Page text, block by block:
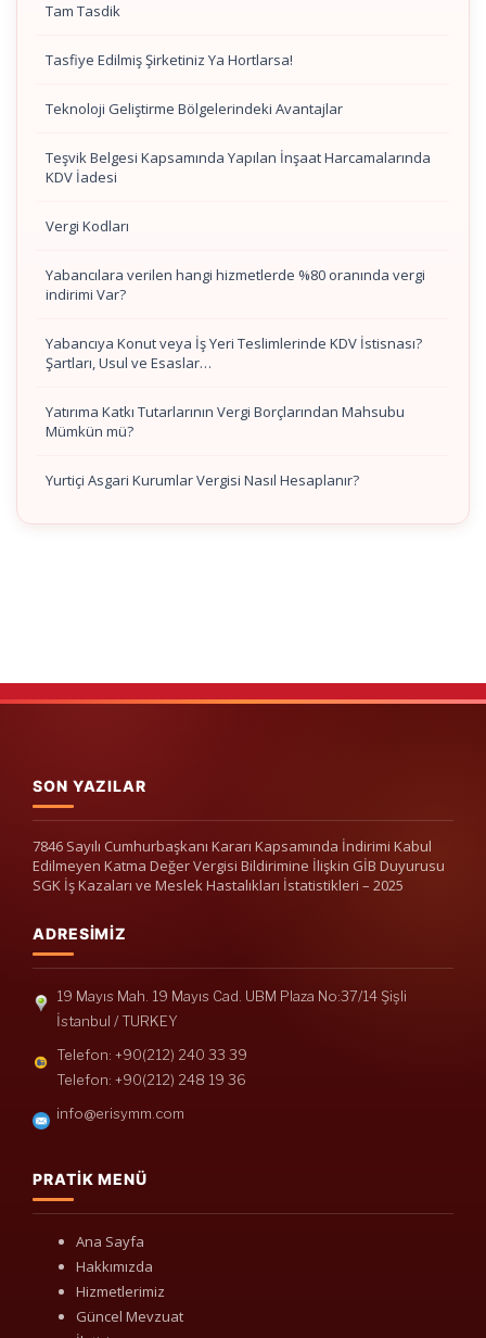
Tam Tasdik
Tasfiye Edilmiş Şirketiniz Ya Hortlarsa!
Teknoloji Geliştirme Bölgelerindeki Avantajlar
Teşvik Belgesi Kapsamında Yapılan İnşaat Harcamalarında
KDV İadesi
Vergi Kodları
Yabancılara verilen hangi hizmetlerde %80 oranında vergi
indirimi Var?
Yabancıya Konut veya İş Yeri Teslimlerinde KDV İstisnası?
Şartları, Usul ve Esaslar…
Yatırıma Katkı Tutarlarının Vergi Borçlarından Mahsubu
Mümkün mü?
Yurtiçi Asgari Kurumlar Vergisi Nasıl Hesaplanır?
SON YAZILAR
7846 Sayılı Cumhurbaşkanı Kararı Kapsamında İndirimi Kabul
Edilmeyen Katma Değer Vergisi Bildirimine İlişkin GİB Duyurusu
SGK İş Kazaları ve Meslek Hastalıkları İstatistikleri – 2025
ADRESIMIZ
19 Mayıs Mah. 19 Mayıs Cad. UBM Plaza No:37/14 Şişli
İstanbul / TURKEY
Telefon: +90(212) 240 33 39
Telefon: +90(212) 248 19 36
info@erisymm.com
PRATIK MENÜ
Ana Sayfa
Hakkımızda
Hizmetlerimiz
Güncel Mevzuat